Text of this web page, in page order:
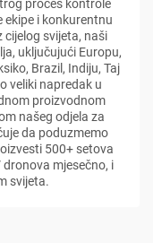
proces kontrole
i konkurentnu
cijelog svijeta, naši
uključujući Europu,
Brazil, Indiju, Taj
veliki napredak u
proizvodnom
našeg odjela za
da poduzmemo
500+ setova
mjesečno, i
svijeta.